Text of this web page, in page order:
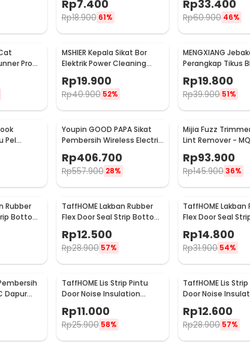
Rp7.400
Rp18.900 61%
B1589
Rp33.400
Rp60.900 46%
Pro
MSHIER Kepala Sikat Bor
Elektrik Power Cleaning
Rp19.900
Rp40.900 52%
MENGXIANG
Perangkap Tikus
Mousetrap 2 PCS -
Rp19.800
Rp39.900 51%
Pel
Youpin GOOD PAPA Sikat
Pembersih Wireless Electric
Cleaning - CL99
Rp406.700
Rp557.900 28%
Mijia Fuzz
Lint Remover -
Rp93.900
Rp145.90036%
Rubber
Bottom
-
TaffHOME Lakban Rubber
Flex Door Seal Strip Bottom
TP39
Rp12.500
Rp28.900 57%
TaffHOME Lakban
Flex Door Seal
Waterproof
TP39
Rp14.800
Rp31.900 54%
Dapur
TaffHOME Lis Strip Pintu
Door Noise Insulation
5Mx9mmx9mm - KK-061
Rp11.000
Rp25.900 58%
TaffHOME Lis
Door Noise
Tape 9x6mm 10M
Rp12.600
Rp28.900 57%